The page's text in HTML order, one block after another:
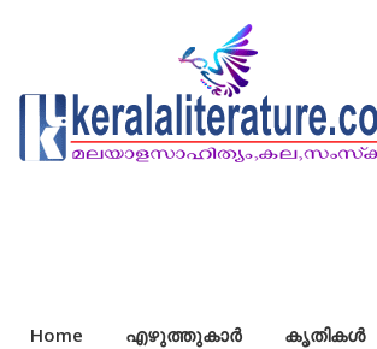
Home എഴുത്തുകാര്‍ കൃതികൾ